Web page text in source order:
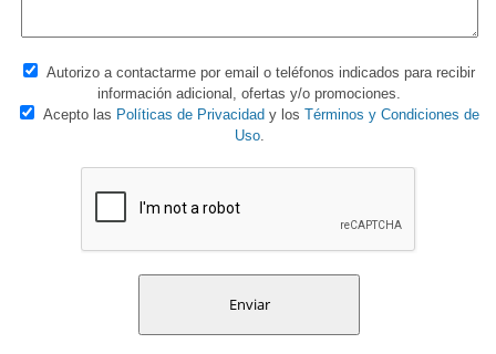
Autorizo a contactarme por email o teléfonos indicados para recibir
información adicional, ofertas y/o promociones.
Acepto las Políticas de Privacidad y los Términos y Condiciones de
Uso.